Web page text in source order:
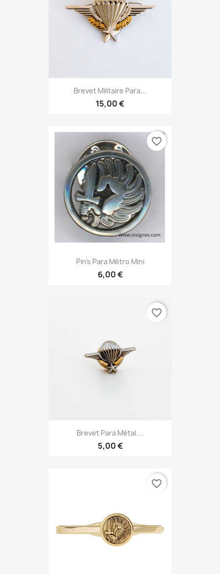
Brevet Militaire Para...
15,00 €
Pin's Para Métro Mini
6,00 €
favorite_border
Brevet Para Métal....
5,00 €
favorite_border
favorite_border